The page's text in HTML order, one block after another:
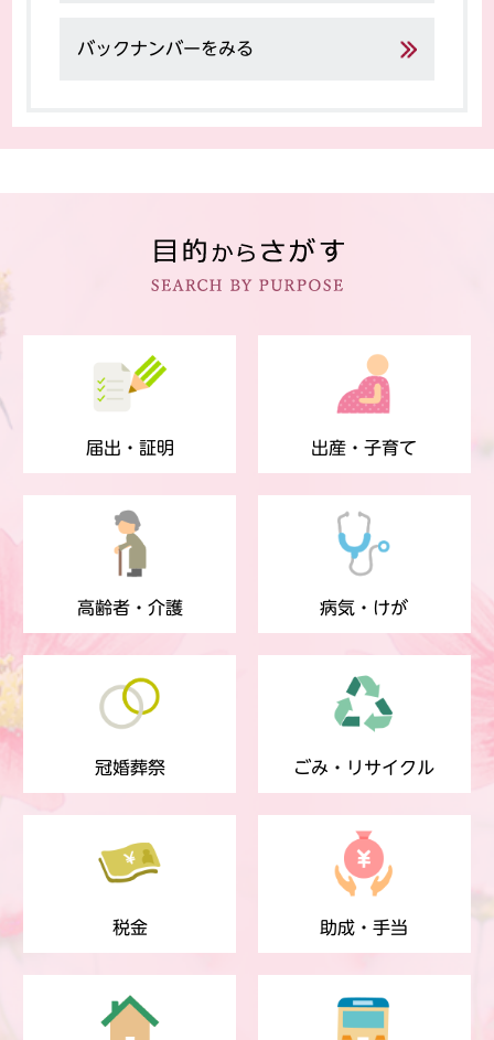
バックナンバーをみる
届出・証明 出産・子育て
高齢者・介護 病気・けが
冠婚葬祭 ごみ・リサイクル
税金 助成・手当